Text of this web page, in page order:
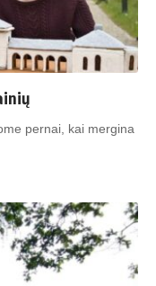
pernai, kai mergina